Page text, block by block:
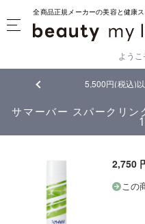
全商品正規メーカーの美容と健康
ようこ
5,500円(税込)
サマーバー スパークリ
2,750
この